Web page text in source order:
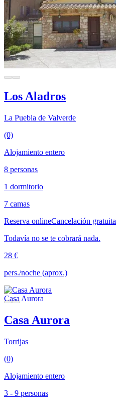
Los Aladros
La Puebla de Valverde
(0)
Alojamiento entero
8 personas
1 dormitorio
7 camas
Reserva onlineCancelación gratuita
Todavía no se te cobrará nada.
28 €
pers./noche (aprox.)
Casa Aurora
Torrijas
(0)
Alojamiento entero
3 - 9 personas